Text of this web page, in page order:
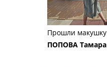
Прошли макушку
ПОПОВА Тамара